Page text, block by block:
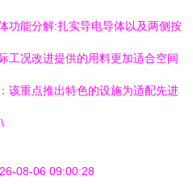
功能分解:扎实导电导体以及两侧按
工况改进提供的用料更加适合空间
该重点推出特色的设施为适配先进
08-06 09:00:28